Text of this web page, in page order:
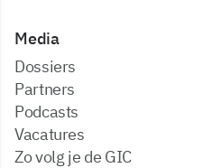
Media
dossiers
partners
podcasts
vacatures
zo volg je de GIC